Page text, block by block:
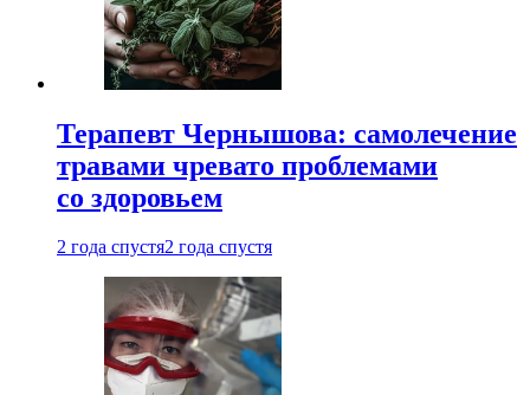
Терапевт Чернышова: самолечение
травами чревато проблемами
со здоровьем
2 года спустя2 года спустя